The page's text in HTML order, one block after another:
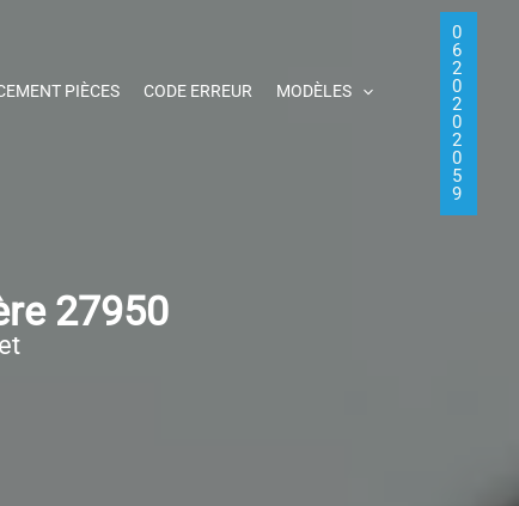
PIÈCES CODE ERREUR MODÈLES
0
6
2
0
2
0
2
0
5
9
27950